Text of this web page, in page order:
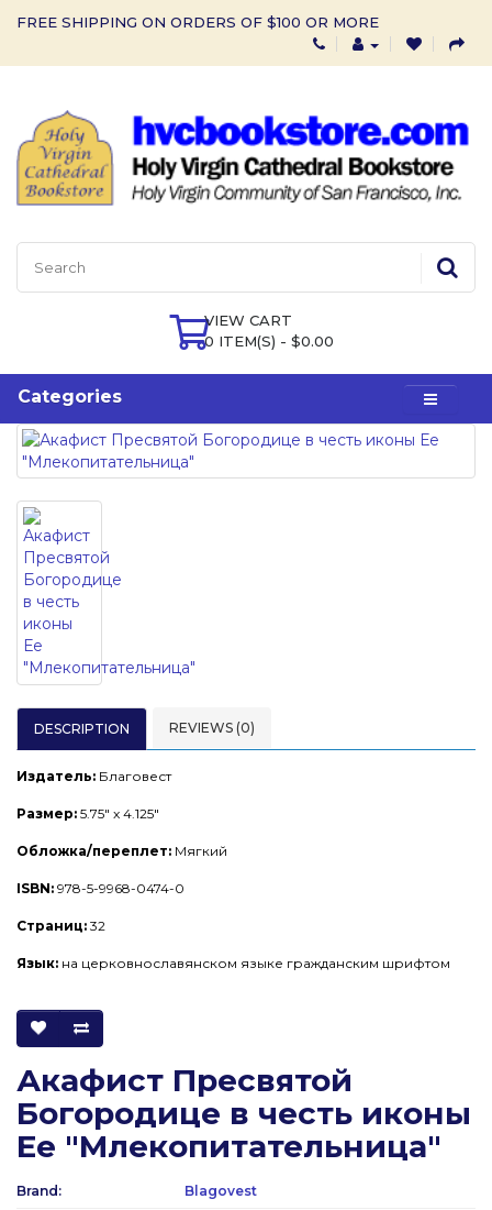
FREE SHIPPING ON ORDERS OF $100 OR MORE
VIEW CART
0 ITEM(S) - $0.00
Categories
DESCRIPTION REVIEWS (0)
Издатель: Благовест
Размер: 5.75" x 4.125"
Обложка/переплет: Мягкий
ISBN: 978-5-9968-0474-0
Страниц: 32
Язык: на церковнославянском языке гражданским шрифтом
Акафист Пресвятой
Богородице в честь иконы
Ее "Млекопитательница"
Brand: Blagovest